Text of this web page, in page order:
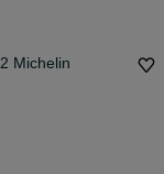
Michelin